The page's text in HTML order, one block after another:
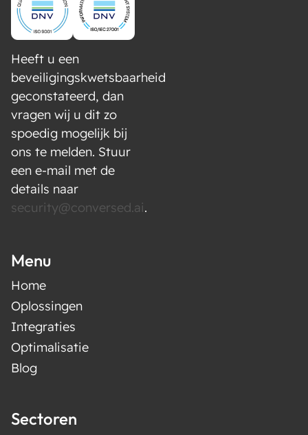
Heeft u een
beveiligingskwetsbaarheid
geconstateerd, dan
vragen wij u dit zo
spoedig mogelijk bij
ons te melden. Stuur
een e-mail met de
details naar
security@conversed.ai.
Menu
Home
Oplossingen
Integraties
Optimalisatie
Blog
Sectoren